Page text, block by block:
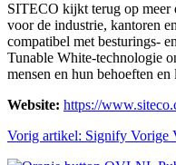
SITECO kijkt terug op meer
voor de industrie, kantoren
compatibel met besturings-
Tunable White-technologie
mensen en hun behoeften
Website: https://
Vorig artikel: Signify Vorige